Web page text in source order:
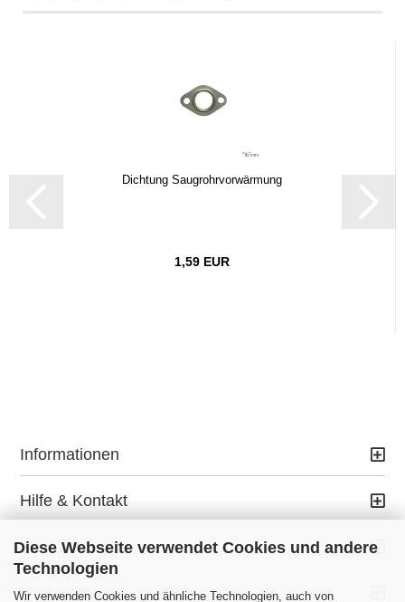
Diese Webseite verwendet Cookies und andere
Technologien
Wir verwenden Cookies und ähnliche Technologien, auch von
Dichtung Saugrohrvorwärmung
1,59 EUR
Informationen
Hilfe & Kontakt
Ihr Konto
Kontaktdaten